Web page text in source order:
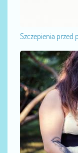
Szczepienia przed